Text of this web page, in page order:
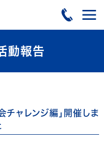
動報告
ャレンジ編」開催しま